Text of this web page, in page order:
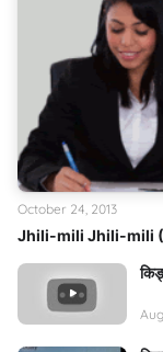
Jhili-mili Jhili-mili
October 24, 2013